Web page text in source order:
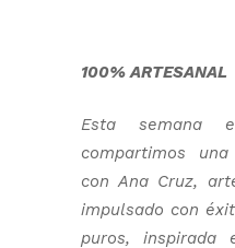
100% ARTESANAL
Esta semana
compartimos
con Ana Cruz,
impulsado con
puros,